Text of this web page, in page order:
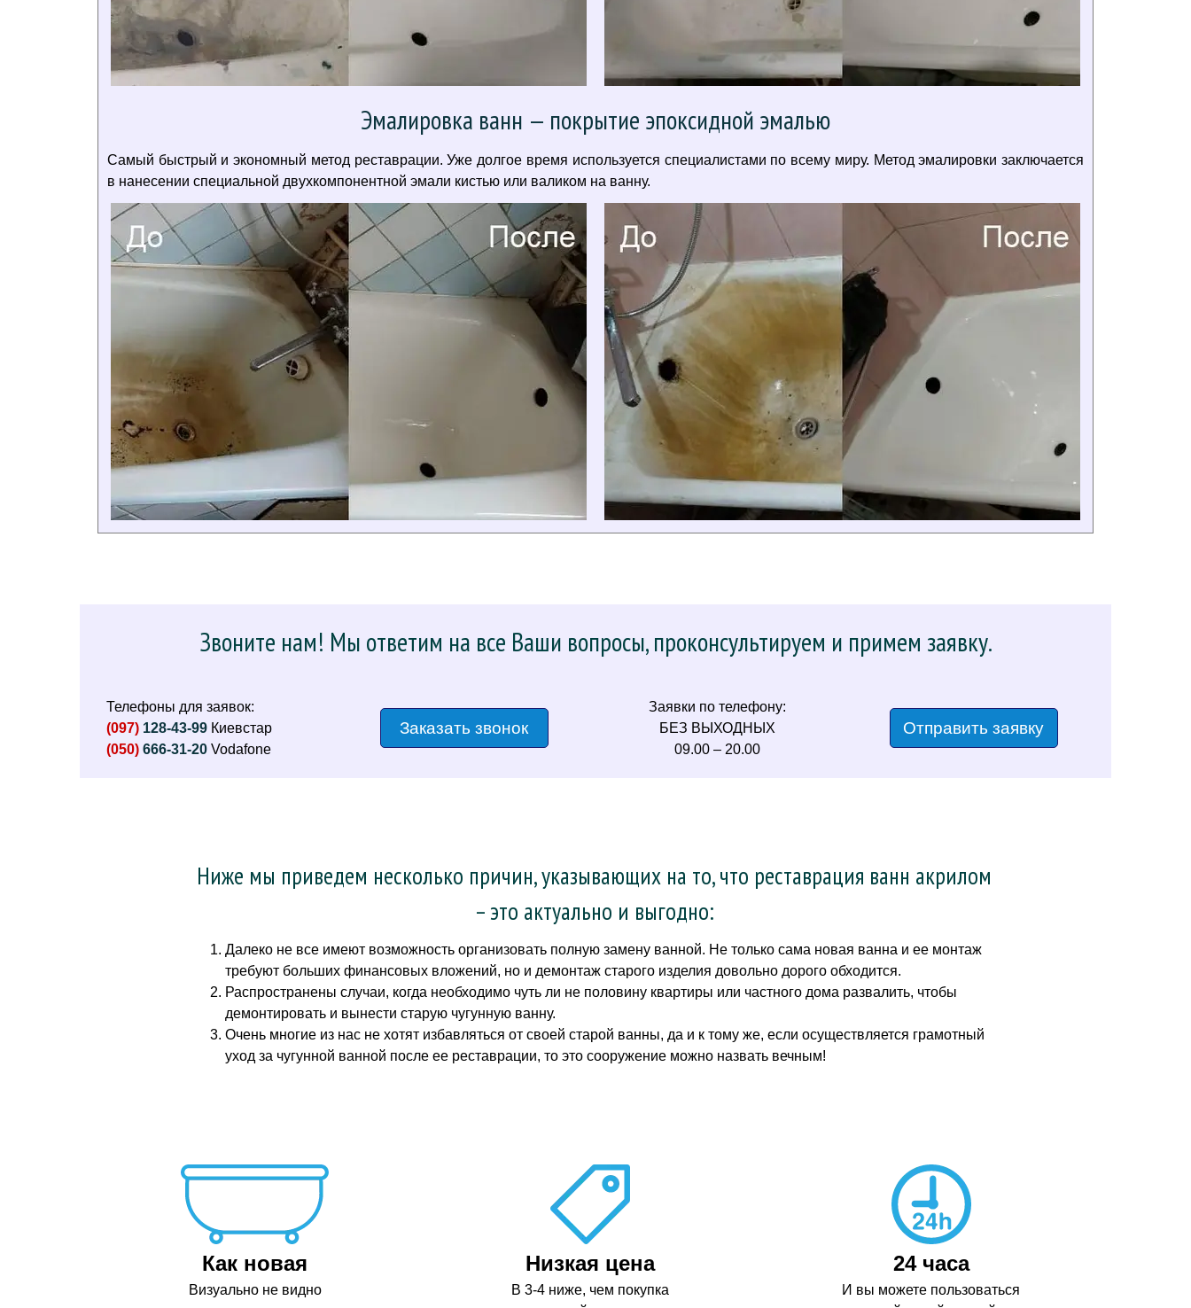
Эмалировка ванн — покрытие эпоксидной эмалью
Самый быстрый и экономный метод реставрации. Уже долгое время используется специалистами по всему миру. Метод эмалировки заключается
в нанесении специальной двухкомпонентной эмали кистью или валиком на ванну.
Звоните нам! Мы ответим на все Ваши вопросы, проконсультируем и примем заявку.
Отправить заявку
Телефоны для заявок:
(097) 128-43-99 Киевстар
(050) 666-31-20 Vodafone
Заказать звонок
Заявки по телефону:
БЕЗ ВЫХОДНЫХ
09.00 – 20.00
Ниже мы приведем несколько причин, указывающих на то, что реставрация ванн акрилом
– это актуально и выгодно:
Далеко не все имеют возможность организовать полную замену ванной. Не только сама новая ванна и ее монтаж
требуют больших финансовых вложений, но и демонтаж старого изделия довольно дорого обходится.
Распространены случаи, когда необходимо чуть ли не половину квартиры или частного дома развалить, чтобы
демонтировать и вынести старую чугунную ванну.
Очень многие из нас не хотят избавляться от своей старой ванны, да и к тому же, если осуществляется грамотный
уход за чугунной ванной после ее реставрации, то это сооружение можно назвать вечным!
24 часа
И вы можете пользоваться
Как новая
Визуально не видно
Низкая цена
В 3-4 ниже, чем покупка